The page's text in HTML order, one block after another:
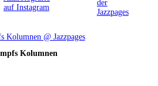
Kolumnen